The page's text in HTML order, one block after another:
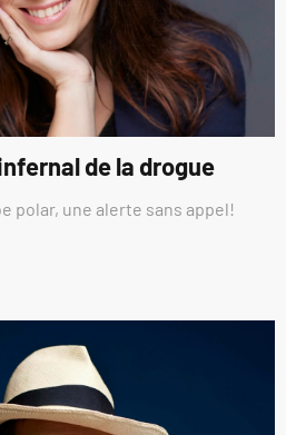
de la drogue
polar, une alerte sans appel!